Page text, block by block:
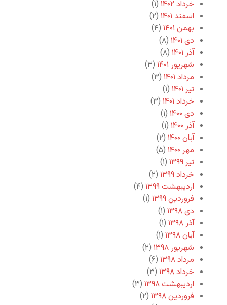
خرداد ۱۴۰۲
(۱)
اسفند ۱۴۰۱
(۲)
بهمن ۱۴۰۱
(۴)
دی ۱۴۰۱
(۸)
آذر ۱۴۰۱
(۸)
شهریور ۱۴۰۱
(۳)
مرداد ۱۴۰۱
(۳)
تیر ۱۴۰۱
(۱)
خرداد ۱۴۰۱
(۳)
دی ۱۴۰۰
(۱)
آذر ۱۴۰۰
(۱)
آبان ۱۴۰۰
(۲)
مهر ۱۴۰۰
(۵)
تیر ۱۳۹۹
(۱)
خرداد ۱۳۹۹
(۲)
اردیبهشت ۱۳۹۹
(۴)
فروردین ۱۳۹۹
(۱)
دی ۱۳۹۸
(۱)
آذر ۱۳۹۸
(۱)
آبان ۱۳۹۸
(۱)
شهریور ۱۳۹۸
(۲)
مرداد ۱۳۹۸
(۶)
خرداد ۱۳۹۸
(۳)
اردیبهشت ۱۳۹۸
(۳)
فروردین ۱۳۹۸
(۲)